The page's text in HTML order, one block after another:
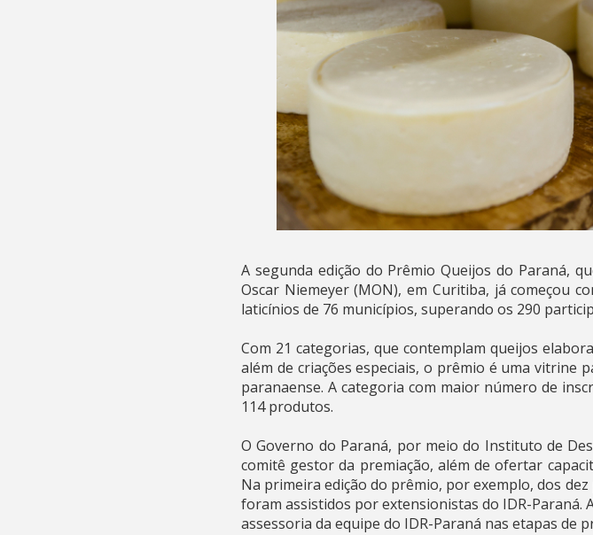
A segunda edição do Prêmio Queijos do Paraná,
Oscar Niemeyer (MON), em Curitiba, já começou
laticínios de 76 municípios, superando os 290
Com 21 categorias, que contemplam queijos
além de criações especiais, o prêmio é uma vitrine
paranaense. A categoria com maior número de
114 produtos.
O Governo do Paraná, por meio do Instituto de
comitê gestor da premiação, além de ofertar
Na primeira edição do prêmio, por exemplo, dos
foram assistidos por extensionistas do IDR-Paraná.
assessoria da equipe do IDR-Paraná nas etapas de